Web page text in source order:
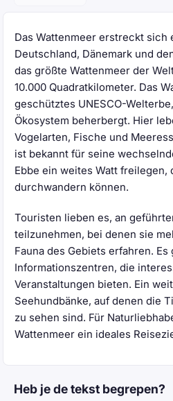
Das Wattenmeer erstreckt sich
Deutschland, Dänemark und
das größte Wattenmeer der
10.000 Quadratkilometer. Das
geschütztes UNESCO-
Ökosystem beherbergt. Hier
Vogelarten, Fische und
ist bekannt für seine
Ebbe ein weites Watt freilegen,
durchwandern können.
Touristen lieben es, an
teilzunehmen, bei denen sie
Fauna des Gebiets erfahren.
Informationszentren, die
Veranstaltungen bieten. Ein
Seehundbänke, auf denen die
zu sehen sind. Für
Wattenmeer ein ideales
Heb je de tekst begrepen?